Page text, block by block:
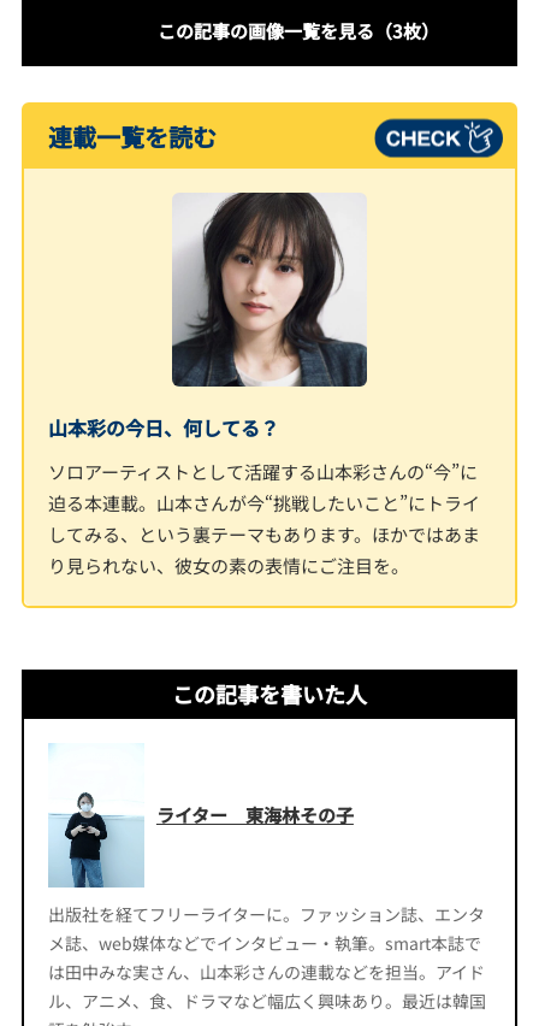
この記事の画像一覧を見る（3枚）
連載一覧を読む
山本彩の今日、何してる？
ソロアーティストとして活躍する山本彩さんの“今”に
迫る本連載。山本さんが今“挑戦したいこと”にトライ
してみる、という裏テーマもあります。ほかではあま
り見られない、彼女の素の表情にご注目を。
この記事を書いた人
ライター 東海林その子
出版社を経てフリーライターに。ファッション誌、エンタ
メ誌、web媒体などでインタビュー・執筆。smart本誌で
は田中みな実さん、山本彩さんの連載などを担当。アイド
ル、アニメ、食、ドラマなど幅広く興味あり。最近は韓国